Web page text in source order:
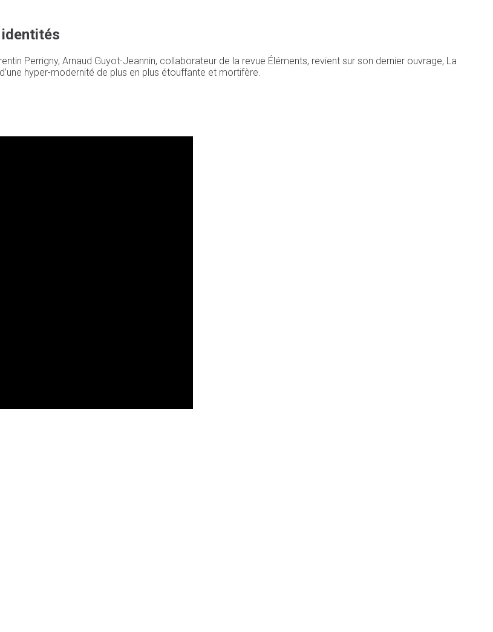
identités
Perrigny, Arnaud Guyot-Jeannin, collaborateur de la revue Éléments, revient sur son dernier ouvrage, La
hyper-modernité de plus en plus étouffante et mortifère.